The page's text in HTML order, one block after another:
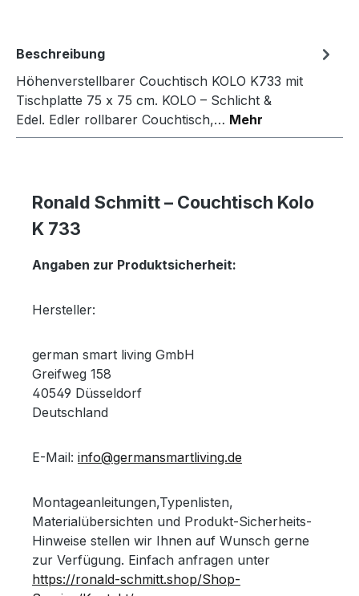
Beschreibung
Höhenverstellbarer Couchtisch KOLO K733 mit
Tischplatte 75 x 75 cm. KOLO – Schlicht &
Edel. Edler rollbarer Couchtisch,… Mehr
Ronald Schmitt – Couchtisch Kolo
K 733
Angaben zur Produktsicherheit:
Hersteller:
german smart living GmbH
Greifweg 158
40549 Düsseldorf
Deutschland
E-Mail: info@germansmartliving.de
Montageanleitungen,Typenlisten,
Materialübersichten und Produkt-Sicherheits-
Hinweise stellen wir Ihnen auf Wunsch gerne
zur Verfügung. Einfach anfragen unter
https://ronald-schmitt.shop/Shop-